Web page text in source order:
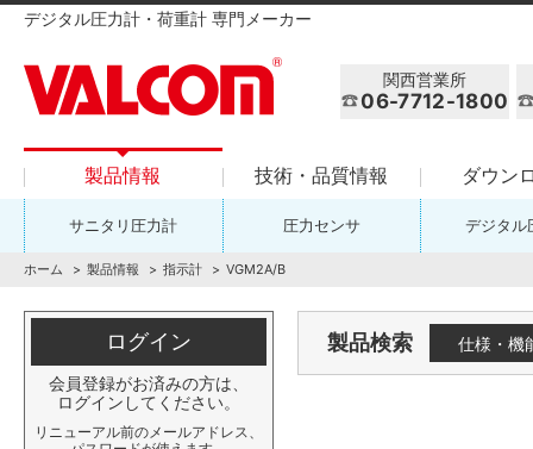
デジタル圧力計・荷重計 専門メーカー
関西営業所
06-7712-1800
製品情報 技術・品質情報 ダウン
サニタリ圧力計 圧力センサ デジタル
ホーム 製品情報 指示計 VGM2A/B
製品検索 仕様・機
ログイン
会員登録がお済みの方は、
ログインしてください。
リニューアル前のメールアドレス、